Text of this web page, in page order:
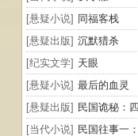
[悬疑小说] 同福客栈
[悬疑出版] 沉默猎杀
[纪实文学] 天眼
[悬疑小说] 最后的血灵
[悬疑出版] 民国诡秘：
[当代小说] 民国往事一